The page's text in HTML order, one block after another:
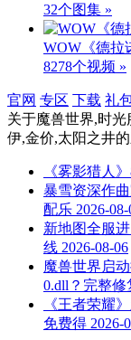
32个图集 »
WOW《德拉
8278个视频 »
官网 专区 下载 礼
关于魔兽世界,时
伊,金价,太阳之井
《雾影猎人
暴雪资深作
配乐 2026-08-
新地图全服
线 2026-08-06
魔兽世界启动
0.dll？完整修
《王者荣耀
免费得 2026-